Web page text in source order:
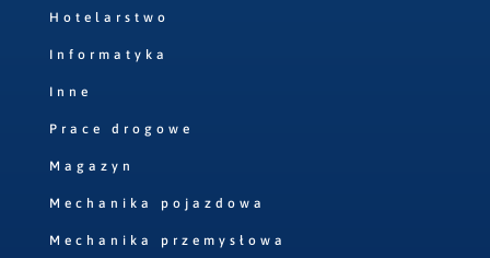
Hotelarstwo
Informatyka
Inne
Prace drogowe
Magazyn
Mechanika pojazdowa
Mechanika przemysłowa